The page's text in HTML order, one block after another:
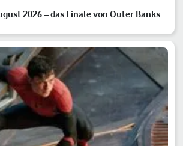
2026 – das Finale von Outer Banks